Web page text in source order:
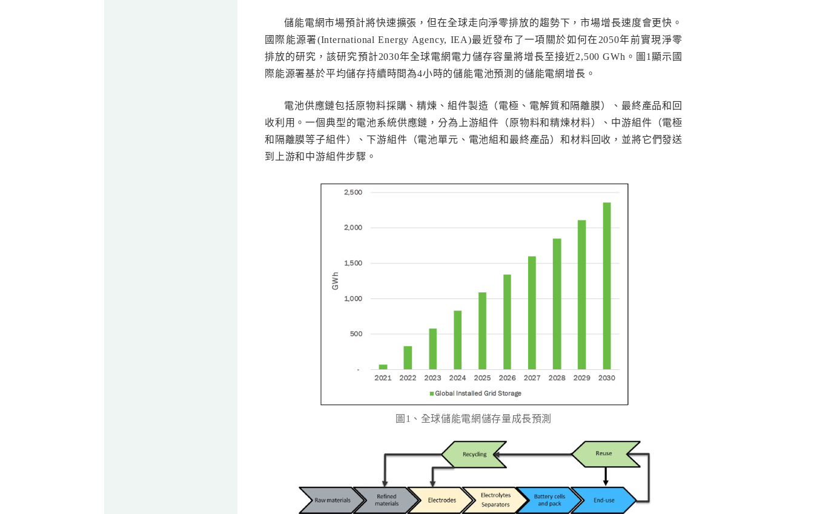
儲能電網市場預計將快速擴張，但在全球走向淨零排放的趨勢下，市場增長速度會更快。
國際能源署(International Energy Agency, IEA)最近發布了一項關於如何在2050年前實現淨零
排放的研究，該研究預計2030年全球電網電力儲存容量將增長至接近2,500 GWh。圖1顯示國
際能源署基於平均儲存持續時間為4小時的儲能電池預測的儲能電網增長。
電池供應鏈包括原物料採購、精煉、組件製造（電極、電解質和隔離膜）、最終產品和回
收利用。一個典型的電池系統供應鏈，分為上游組件（原物料和精煉材料）、中游組件（電極
和隔離膜等子組件）、下游組件（電池單元、電池組和最終產品）和材料回收，並將它們發送
到上游和中游組件步驟。
圖1、全球儲能電網儲存量成長預測